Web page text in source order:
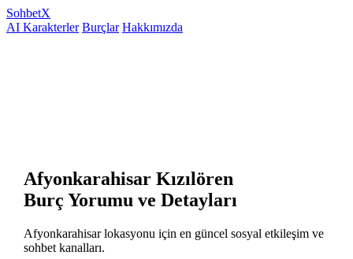
SohbetX
AI Karakterler Burçlar Hakkımızda
Afyonkarahisar Kızılören
Burç Yorumu ve Detayları
Afyonkarahisar lokasyonu için en güncel sosyal etkileşim ve
sohbet kanalları.